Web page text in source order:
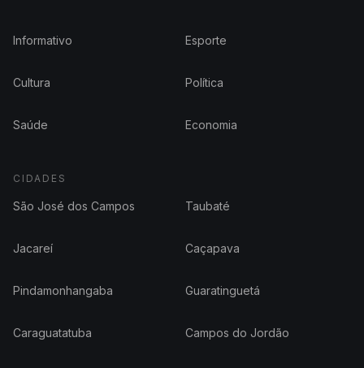
Informativo Esporte
Cultura Política
Saúde Economia
CIDADES
São José dos Campos Taubaté
Jacareí Caçapava
Pindamonhangaba Guaratinguetá
Caraguatatuba Campos do Jordão